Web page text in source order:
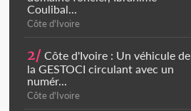
Coulibal...
Côte d'Ivoire
2/ Côte d'Ivoire : Un véhicule de
la GESTOCI circulant avec un
numér...
Côte d'Ivoire